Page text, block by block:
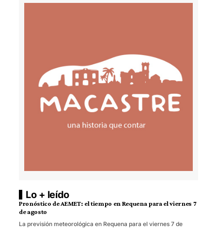
Lo + leído
Pronóstico de AEMET: el tiempo en Requena para el viernes 7
de agosto
La previsión meteorológica en Requena para el viernes 7 de